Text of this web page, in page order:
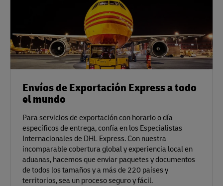
Envíos de Exportación Express a todo
el mundo
Para servicios de exportación con horario o día
específicos de entrega, confía en los Especialistas
Internacionales de DHL Express. Con nuestra
incomparable cobertura global y experiencia local en
aduanas, hacemos que enviar paquetes y documentos
de todos los tamaños y a más de 220 países y
territorios, sea un proceso seguro y fácil.